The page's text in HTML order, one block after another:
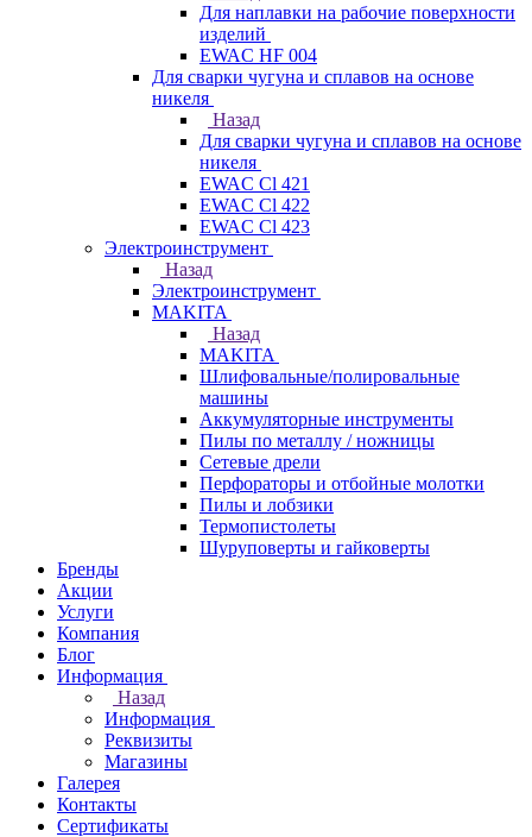
Для наплавки на рабочие поверхности
изделий
EWAC HF 004
Для сварки чугуна и сплавов на основе
никеля
Назад
Для сварки чугуна и сплавов на основе
никеля
EWAC Cl 421
EWAC Cl 422
EWAC Cl 423
Электроинструмент
Назад
Электроинструмент
МAKITA
Назад
МAKITA
Шлифовальные/полировальные
машины
Аккумуляторные инструменты
Пилы по металлу / ножницы
Сетевые дрели
Перфораторы и отбойные молотки
Пилы и лобзики
Термопистолеты
Шуруповерты и гайковерты
Бренды
Акции
Услуги
Компания
Блог
Информация
Назад
Информация
Реквизиты
Магазины
Галерея
Контакты
Сертификаты